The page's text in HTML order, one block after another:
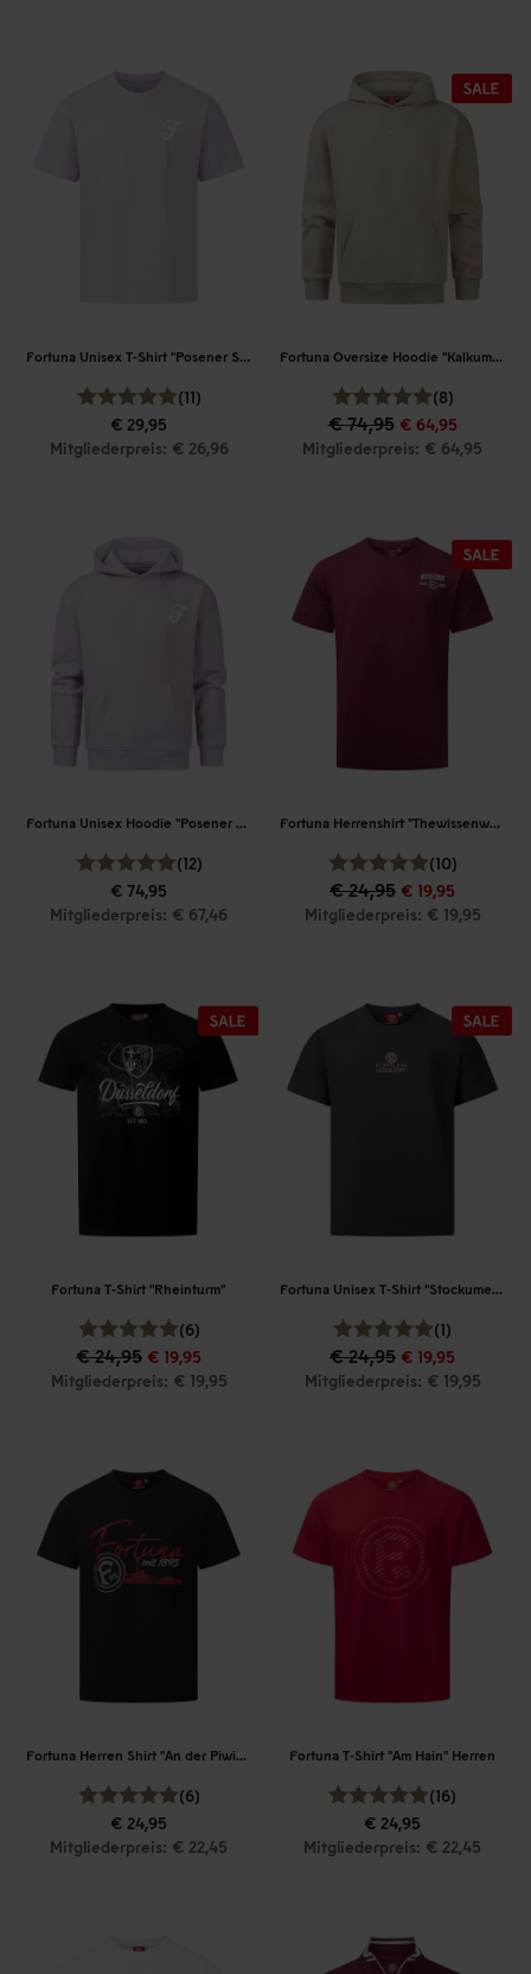
Fortuna Unisex T-Shirt "Posener Straße"
(11)
€ 29,95
Mitgliederpreis: € 26,96
Fortuna Oversize Hoodie "Kalkumer Straße"
(8)
€ 74,95 € 64,95
Mitgliederpreis: € 64,95
Fortuna Unisex Hoodie "Posener Straße"
(12)
€ 74,95
Mitgliederpreis: € 67,46
Fortuna Herrenshirt "Thewissenweg"
(10)
€ 24,95 € 19,95
Mitgliederpreis: € 19,95
Fortuna T-Shirt "Rheinturm"
(6)
€ 24,95 € 19,95
Mitgliederpreis: € 19,95
Fortuna Unisex T-Shirt "Stockumer Kirchstraße"
(1)
€ 24,95 € 19,95
Mitgliederpreis: € 19,95
Fortuna Herren Shirt "An der Piwipp"
(6)
€ 24,95
Mitgliederpreis: € 22,45
Fortuna T-Shirt "Am Hain" Herren
(16)
€ 24,95
Mitgliederpreis: € 22,45